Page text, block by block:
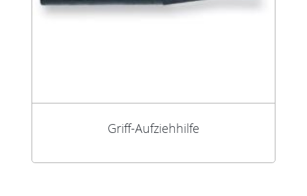
Griff-Aufziehhilfe